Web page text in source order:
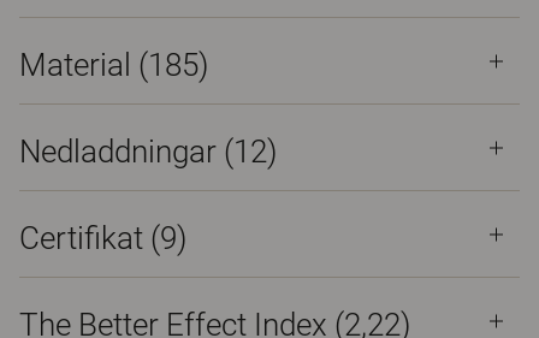
Material (185)
Nedladdningar (12)
Certifikat (9)
The Better Effect Index (2,22)